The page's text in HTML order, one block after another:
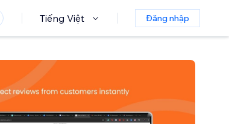
Tiếng Việt Đăng nhập